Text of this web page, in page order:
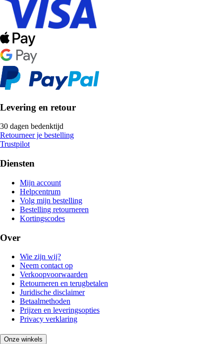
Levering en retour
30 dagen bedenktijd
Retourneer je bestelling
Trustpilot
Diensten
Mijn account
Helpcentrum
Volg mijn bestelling
Bestelling retourneren
Kortingscodes
Over
Wie zijn wij?
Neem contact op
Verkoopvoorwaarden
Retourneren en terugbetalen
Juridische disclaimer
Betaalmethoden
Prijzen en leveringsopties
Privacy verklaring
Onze winkels